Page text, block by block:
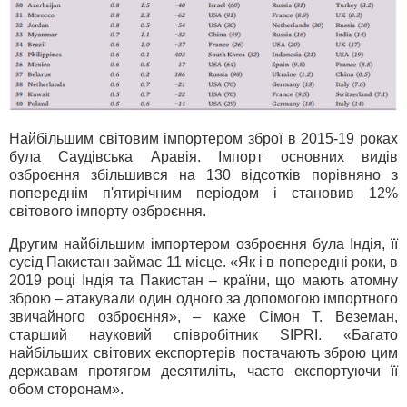
Найбільшим світовим імпортером зброї в 2015-19 роках
була Саудівська Аравія. Імпорт основних видів
озброєння збільшився на 130 відсотків порівняно з
попереднім п'ятирічним періодом і становив 12%
світового імпорту озброєння.
Другим найбільшим імпортером озброєння була Індія, її
сусід Пакистан займає 11 місце. «Як і в попередні роки, в
2019 році Індія та Пакистан – країни, що мають атомну
зброю – атакували один одного за допомогою імпортного
звичайного озброєння», – каже Сімон Т. Веземан,
старший науковий співробітник SIPRI. «Багато
найбільших світових експортерів постачають зброю цим
державам протягом десятиліть, часто експортуючи її
обом сторонам».